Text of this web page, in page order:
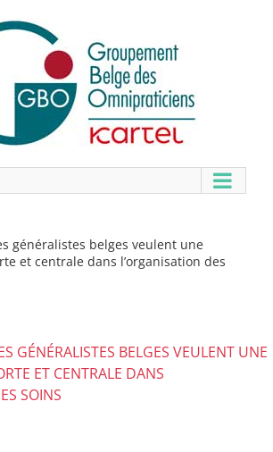
généralistes belges veulent une
et centrale dans l’organisation des
GÉNÉRALISTES BELGES VEULENT UNE
ET CENTRALE DANS
SOINS